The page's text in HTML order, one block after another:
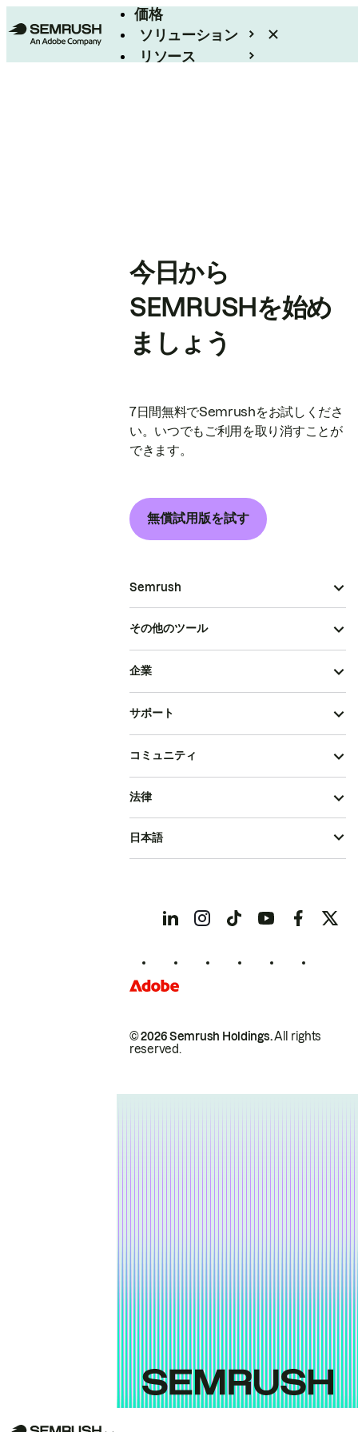
価格
ソリューション
リソース
今日から
SEMRUSHを始め
ましょう
7日間無料でSemrushをお試しくださ
い。いつでもご利用を取り消すことが
できます。
無償試用版を試す
Semrush
その他のツール
企業
サポート
コミュニティ
© 2026 Semrush Holdings.All rights
reserved.
法律
日本語